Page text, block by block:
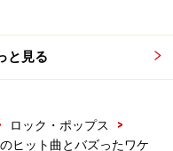
と、曲自体の親しみ
な“歌い手”によるカバ
要因といえます。さら
ディ動画もブームとな
と見る
ロック・ポップス
>
ヒット曲とバズったワケ